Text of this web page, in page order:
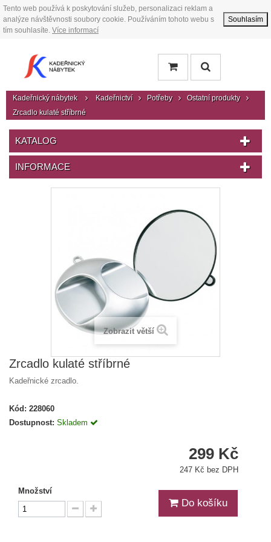
Tento web používá k poskytování služeb, personalizaci reklam a
analýze návštěvnosti soubory cookie. Používáním tohoto webu s
tím souhlasíte. Více informací
Souhlasím
Kadeřnický nábytek Kadeřnictví Potřeby
Ostatní produkty
Zrcadlo kulaté stříbrné
KATALOG
INFORMACE
Zobrazit větší
Zrcadlo kulaté stříbrné
Kadeřnické zrcadlo.
Kód: 228060
Dostupnost: Skladem
299 Kč
247 Kč bez DPH
Množství
Do košíku